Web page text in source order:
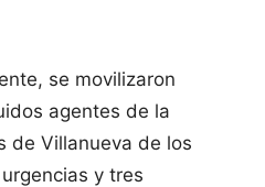
se movilizaron
agentes de la
de Villanueva de los
y tres